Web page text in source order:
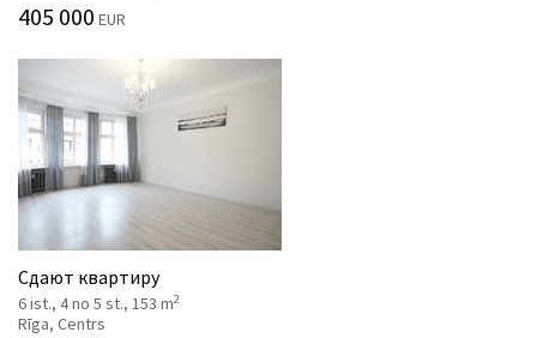
405 000 EUR
Сдают квартиру
6 ist., 4 no 5 st., 153 m2
Rīga, Centrs